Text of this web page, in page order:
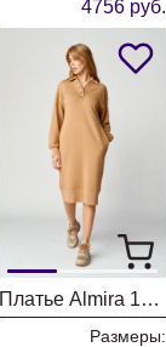
4756 руб.
Платье Almira 108 бежевый
Размеры: